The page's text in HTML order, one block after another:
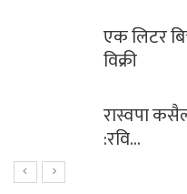
एक लिटर
विक्री
रास्वपा
:रवि…